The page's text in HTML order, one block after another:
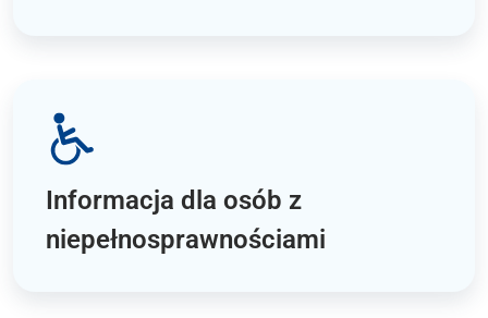
Informacja dla osób z
niepełnosprawnościami